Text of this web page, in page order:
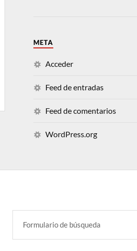
META
Acceder
Feed de entradas
Feed de comentarios
WordPress.org